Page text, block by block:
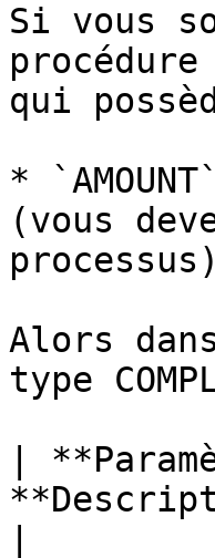
Si vous
procédure
qui
*
(vous
processus)
Alors
type
|